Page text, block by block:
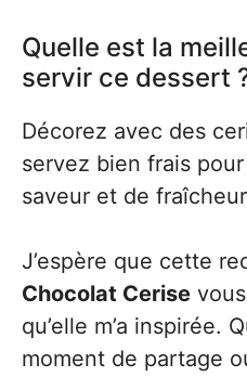
Quelle est la
servir ce dessert
Décorez avec des
servez bien frais
saveur et de
J’espère que cette
Chocolat Cerise
qu’elle m’a inspirée.
moment de partage